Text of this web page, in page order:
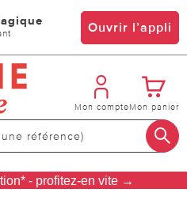
Ouvrir l’appli
Mon compteMon panier
- profitez-en vite →